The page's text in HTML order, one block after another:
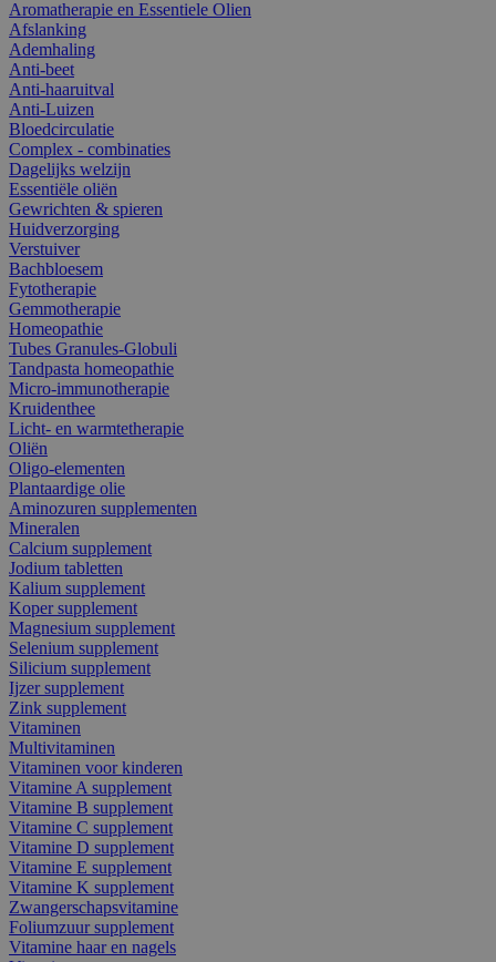
Aromatherapie en Essentiele Olien
Afslanking
Ademhaling
Anti-beet
Anti-haaruitval
Anti-Luizen
Bloedcirculatie
Complex - combinaties
Dagelijks welzijn
Essentiële oliën
Gewrichten & spieren
Huidverzorging
Verstuiver
Bachbloesem
Fytotherapie
Gemmotherapie
Homeopathie
Tubes Granules-Globuli
Tandpasta homeopathie
Micro-immunotherapie
Kruidenthee
Licht- en warmtetherapie
Oliën
Oligo-elementen
Plantaardige olie
Aminozuren supplementen
Mineralen
Calcium supplement
Jodium tabletten
Kalium supplement
Koper supplement
Magnesium supplement
Selenium supplement
Silicium supplement
Ijzer supplement
Zink supplement
Vitaminen
Multivitaminen
Vitaminen voor kinderen
Vitamine A supplement
Vitamine B supplement
Vitamine C supplement
Vitamine D supplement
Vitamine E supplement
Vitamine K supplement
Zwangerschapsvitamine
Foliumzuur supplement
Vitamine haar en nagels